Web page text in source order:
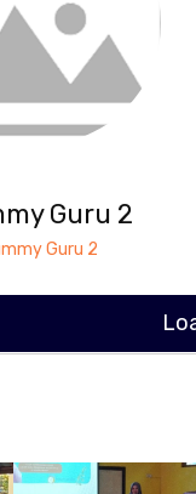
Guru 2
Guru 2